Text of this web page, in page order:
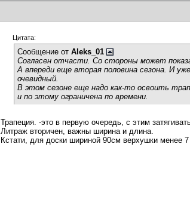
Цитата:
Сообщение от Aleks_01
Согласен отчасти. Со стороны может
А впереди еще вторая половина сезона. И
очевидный.
В этом сезоне еще надо как-то освоить
и по этому ограничена по времени.
Трапеция. -это в первую очередь, с этим
Литраж вторичен, важны ширина и длина.
Кстати, для доски шириной 90см верхушки менее